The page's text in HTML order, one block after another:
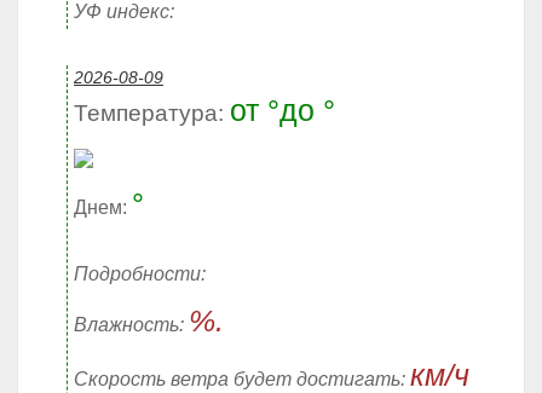
УФ индекс:
2026-08-09
Температура: от °до °
Днем: °
Подробности:
Влажность: %.
Скорость ветра будет достигать: км/ч